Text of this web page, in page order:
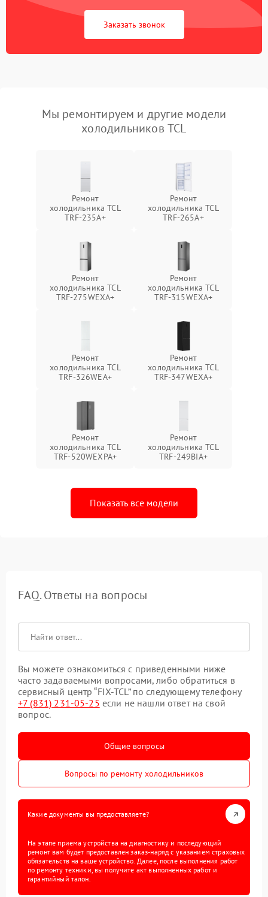
Заказать звонок
Мы ремонтируем и другие модели
холодильников TCL
Ремонт
холодильника TCL
TRF-235A+
Ремонт
холодильника TCL
TRF-265A+
Ремонт
холодильника TCL
TRF-275WEXA+
Ремонт
холодильника TCL
TRF-315WEXA+
Ремонт
холодильника TCL
TRF-326WEA+
Ремонт
холодильника TCL
TRF-347WEXA+
Ремонт
холодильника TCL
TRF-520WEXPA+
Ремонт
холодильника TCL
TRF-249BIA+
Показать все модели
FAQ. Ответы на вопросы
Вы можете ознакомиться с приведенными ниже
часто задаваемыми вопросами, либо обратиться в
сервисный центр “FIX-TCL” по следующему телефону
+7 (831) 231-05-25 если не нашли ответ на свой
вопрос.
Общие вопросы
Вопросы по ремонту холодильников
Какие документы вы предоставляете?
На этапе приема устройства на диагностику и последующий
ремонт вам будет предоставлен заказ-наряд с указанием страховых
обязательств на ваше устройство. Далее, после выполнения работ
по ремонту техники, вы получите акт выполненных работ и
гарантийный талон.